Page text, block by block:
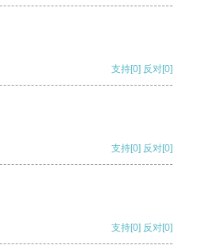
支持[0] 反对[0]
支持[0] 反对[0]
支持[0] 反对[0]